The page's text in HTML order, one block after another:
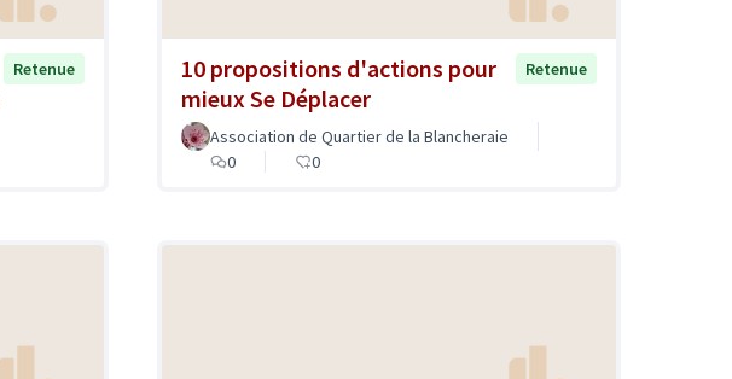
Retenue
10 propositions d'actions pour
mieux Se Déplacer
Retenue
Association de Quartier de la Blancheraie
0
0